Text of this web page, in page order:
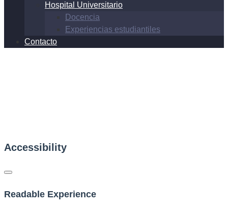
Hospital Universitario
Docencia
Experiencias estudiantiles
Contacto
Accessibility
Readable Experience